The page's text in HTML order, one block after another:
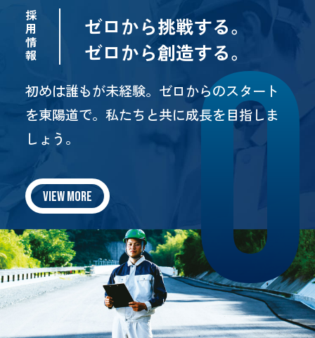
採
用
情
報
ゼロから挑戦する。
ゼロから創造する。
初めは誰もが未経験。ゼロからのスタート
を東陽道で。 私たちと共に成長を目指しま
しょう。
VIEW MORE